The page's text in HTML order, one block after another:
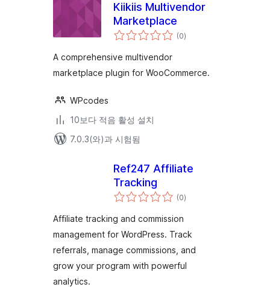
Kiikiis Multivendor
Marketplace
(0전
체)
A comprehensive multivendor
marketplace plugin for WooCommerce.
WPcodes
10보다 적음 활성 설치
7.0.3(와)과 시험됨
Ref247 Affiliate
Tracking
(0전
체)
Affiliate tracking and commission
management for WordPress. Track
referrals, manage commissions, and
grow your program with powerful
analytics.